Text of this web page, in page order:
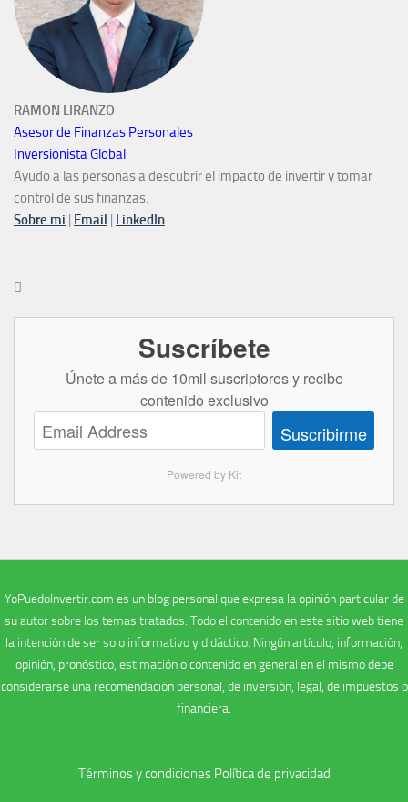
RAMON LIRANZO
Asesor de Finanzas Personales
Inversionista Global
Ayudo a las personas a descubrir el impacto de invertir y tomar
control de sus finanzas.
Sobre mi | Email | LinkedIn

Suscríbete
Únete a más de 10mil suscriptores y recibe
contenido exclusivo
Suscribirme
Powered by Kit
YoPuedoInvertir.com es un blog personal que expresa la opinión particular de
su autor sobre los temas tratados. Todo el contenido en este sitio web tiene
la intención de ser solo informativo y didáctico. Ningún artículo, información,
opinión, pronóstico, estimación o contenido en general en el mismo debe
considerarse una recomendación personal, de inversión, legal, de impuestos o
financiera.
Términos y condiciones Política de privacidad